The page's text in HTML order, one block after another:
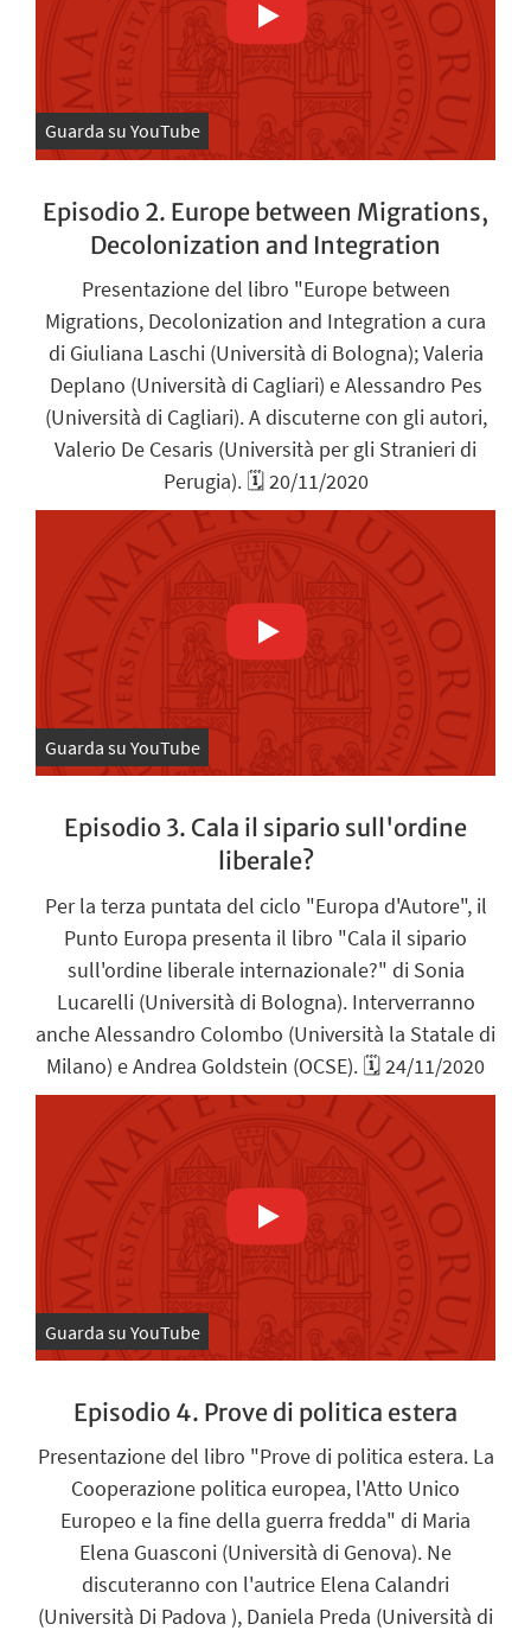
Guarda su YouTube
Episodio 2. Europe between Migrations,
Decolonization and Integration
Presentazione del libro "Europe between
Migrations, Decolonization and Integration a cura
di Giuliana Laschi (Università di Bologna); Valeria
Deplano (Università di Cagliari) e Alessandro Pes
(Università di Cagliari). A discuterne con gli autori,
Valerio De Cesaris (Università per gli Stranieri di
Perugia). 🗓️ 20/11/2020
Guarda su YouTube
Episodio 3. Cala il sipario sull'ordine
liberale?
Per la terza puntata del ciclo "Europa d'Autore", il
Punto Europa presenta il libro "Cala il sipario
sull'ordine liberale internazionale?" di Sonia
Lucarelli (Università di Bologna). Interverranno
anche Alessandro Colombo (Università la Statale di
Milano) e Andrea Goldstein (OCSE). 🗓️ 24/11/2020
Guarda su YouTube
Episodio 4. Prove di politica estera
Presentazione del libro "Prove di politica estera. La
Cooperazione politica europea, l'Atto Unico
Europeo e la fine della guerra fredda" di Maria
Elena Guasconi (Università di Genova). Ne
discuteranno con l'autrice Elena Calandri
(Università Di Padova ), Daniela Preda (Università di